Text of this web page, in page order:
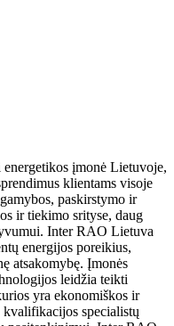
įmonė Lietuvoje,
klientams visoje
paskirstymo ir
ir tiekimo srityse, daug
Inter RAO Lietuva
energijos poreikius,
atsakomybę. Įmonės
leidžia teikti
yra ekonomiškos ir
kvalifikacijos specialistų